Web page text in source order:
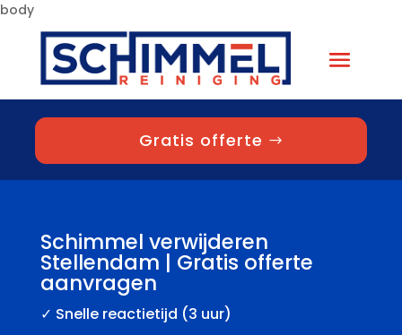
body
Gratis offerte
Schimmel verwijderen
Stellendam | Gratis offerte
aanvragen
✓ Snelle reactietijd (3 uur)